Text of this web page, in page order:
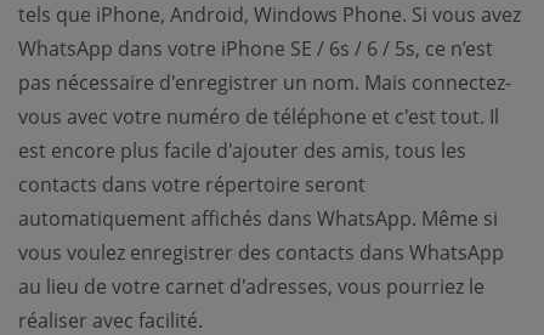
tels que iPhone, Android, Windows Phone. Si vous avez
WhatsApp dans votre iPhone SE / 6s / 6 / 5s, ce n’est
pas nécessaire d'enregistrer un nom. Mais connectez-
vous avec votre numéro de téléphone et c'est tout. Il
est encore plus facile d'ajouter des amis, tous les
contacts dans votre répertoire seront
automatiquement affichés dans WhatsApp. Même si
vous voulez enregistrer des contacts dans WhatsApp
au lieu de votre carnet d'adresses, vous pourriez le
réaliser avec facilité.